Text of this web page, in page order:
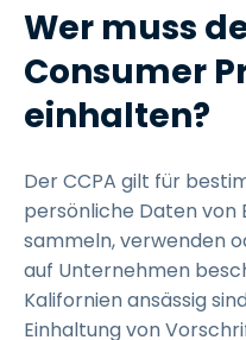
Wer muss
Consumer
einhalten?
Der CCPA gilt für
persönliche Daten von
sammeln, verwenden
auf Unternehmen
Kalifornien ansässig
Einhaltung von